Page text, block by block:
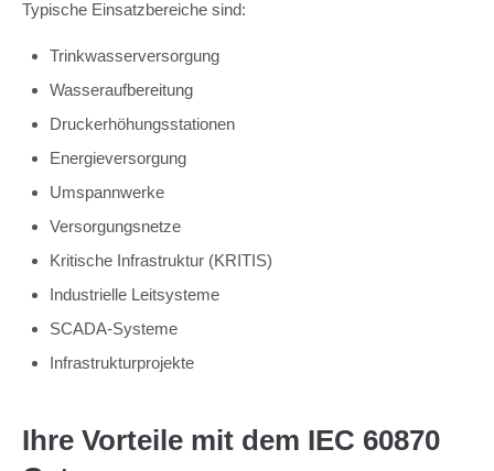
Typische Einsatzbereiche sind:
Trinkwasserversorgung
Wasseraufbereitung
Druckerhöhungsstationen
Energieversorgung
Umspannwerke
Versorgungsnetze
Kritische Infrastruktur (KRITIS)
Industrielle Leitsysteme
SCADA-Systeme
Infrastrukturprojekte
Ihre Vorteile mit dem IEC 60870